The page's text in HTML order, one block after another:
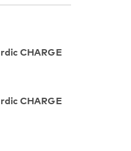
CHARGE
CHARGE